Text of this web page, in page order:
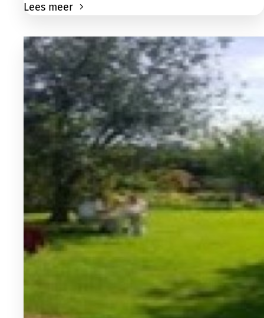
Lees meer